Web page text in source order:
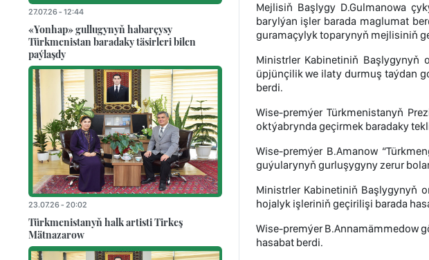
Mejlisiň Başlygy D.Gulmanowa
barylýan işler barada maglumat
guramaçylyk toparynyň mejlisiniň
Ministrler Kabinetiniň Başlygynyň
üpjünçilik we ilaty durmuş taýdan
berdi.
Wise-premýer Türkmenistanyň
oktýabrynda geçirmek baradaky
Wise-premýer B.Amanow
guýularynyň gurluşygyny zerur
Ministrler Kabinetiniň Başlygynyň
hojalyk işleriniň geçirilişi barada
Wise-premýer B.Annamämmedow
hasabat berdi.
27.07.26 - 12:44
«Yonhap» gullugynyň habarçysy
Türkmenistan baradaky täsirleri bilen
paýlaşdy
23.07.26 - 20:02
Türkmenistanyň halk artisti Tirkeş
Mätnazarow